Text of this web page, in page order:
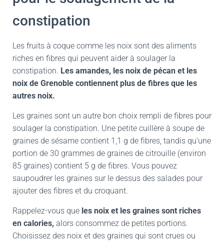
constipation
Les fruits à coque comme les noix sont des aliments
riches en fibres qui peuvent aider à soulager la
constipation. Les amandes, les noix de pécan et les
noix de Grenoble contiennent plus de fibres que les
autres noix.
Les graines sont un autre bon choix rempli de fibres pour
soulager la constipation. Une petite cuillère à soupe de
graines de sésame contient 1,1 g de fibres, tandis qu’une
portion de 30 grammes de graines de citrouille (environ
85 graines) contient 5 g de fibres. Vous pouvez
saupoudrer les graines sur le dessus des salades pour
ajouter des fibres et du croquant.
Rappelez-vous que les noix et les graines sont riches
en calories, alors consommez de petites portions.
Choisissez des noix et des graines qui sont crues ou